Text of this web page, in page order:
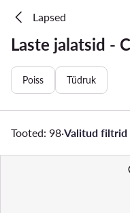
Lapsed
Laste jalatsid -
Poiss Tüdruk
Tooted: 98·Valitud filtrid